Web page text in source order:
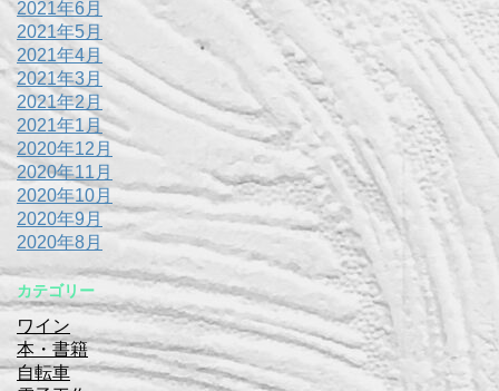
2021年6月
2021年5月
2021年4月
2021年3月
2021年2月
2021年1月
2020年12月
2020年11月
2020年10月
2020年9月
2020年8月
カテゴリー
ワイン
本・書籍
自転車